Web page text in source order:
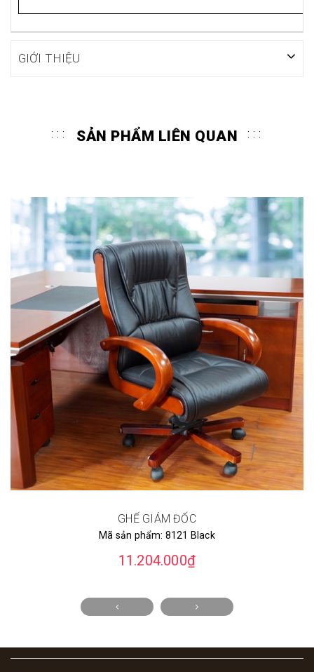
GIỚI THIỆU
SẢN PHẨM LIÊN QUAN
GHẾ GIÁM ĐỐC
Mã sản phẩm: 8121 Black
11.204.000₫